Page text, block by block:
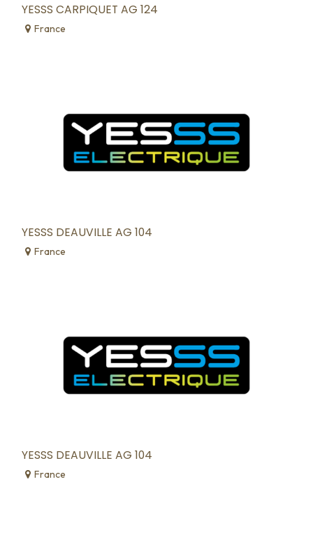
YESSS CARPIQUET AG 124
France
YESSS DEAUVILLE AG 104
France
YESSS DEAUVILLE AG 104
France